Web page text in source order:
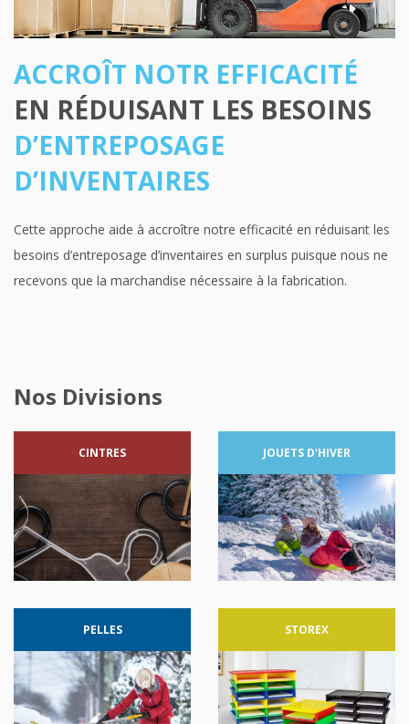
ACCROÎT NOTR EFFICACITÉ
EN RÉDUISANT LES BESOINS
D’ENTREPOSAGE
D’INVENTAIRES
Cette approche aide à accroître notre efficacité en réduisant les
besoins d’entreposage d’inventaires en surplus puisque nous ne
recevons que la marchandise nécessaire à la fabrication.
Nos Divisions
CINTRES JOUETS D'HIVER
PELLES STOREX